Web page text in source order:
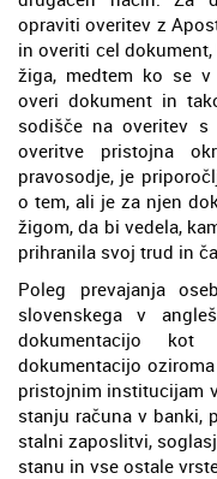
opraviti overitev z
in overiti cel
žiga, medtem ko se
overi dokument in
sodišče na overitev
overitve pristojna
pravosodje, je
o tem, ali je za njen
žigom, da bi vedela,
prihranila svoj trud in
Poleg prevajanja
slovenskega v
dokumentacijo
dokumentacijo
pristojnim institucijam
stanju računa v banki,
stalni zaposlitvi,
stanu in vse ostale